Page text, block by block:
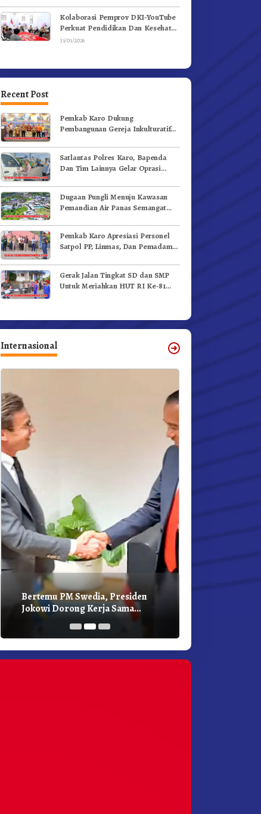
Kolaborasi Pemprov DKI-YouTube
Perkuat Pendidikan Dan Kesehatan
Mental
31/01/2026
Recent Post
Pemkab Karo Dukung
Pembangunan Gereja Inkulturatif
Satlantas Polres Karo, Bapenda
Dan Tim Lainnya Gelar Oprasi
Dugaan Pungli Menuju Kawasan
Pemandian Air Panas Semangat
Videokan!
Pemkab Karo Apresiasi Personel
Satpol PP, Linmas, Dan Pemadam
Gerak Jalan Tingkat SD dan SMP
Untuk Meriahkan HUT RI Ke-81
Internasional
Bertemu PM Swedia, Presiden
Jokowi Dorong Kerja Sama
Pembangunan Hijau